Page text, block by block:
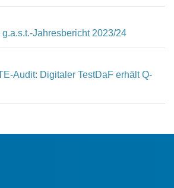
Jahresbericht 2023/24
Audit: Digitaler TestDaF erhält Q-